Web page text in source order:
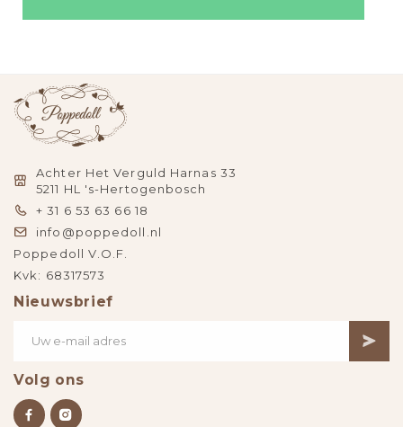
Achter Het Verguld Harnas 33
5211 HL 's-Hertogenbosch
+ 31 6 53 63 66 18
info@poppedoll.nl
Poppedoll V.O.F.
Kvk: 68317573
Nieuwsbrief
Volg ons